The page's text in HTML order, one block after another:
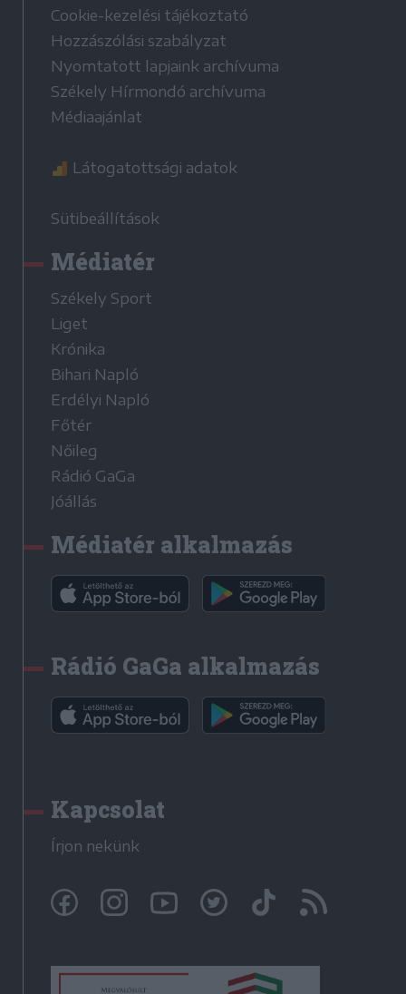
Cookie-kezelési tájékoztató
Hozzászólási szabályzat
Nyomtatott lapjaink archívuma
Székely Hírmondó archívuma
Médiaajánlat
Látogatottsági adatok
Sütibeállítások
Médiatér
Székely Sport
Liget
Krónika
Bihari Napló
Erdélyi Napló
Főtér
Nőileg
Rádió GaGa
Jóállás
Médiatér alkalmazás
Rádió GaGa alkalmazás
Kapcsolat
Írjon nekünk